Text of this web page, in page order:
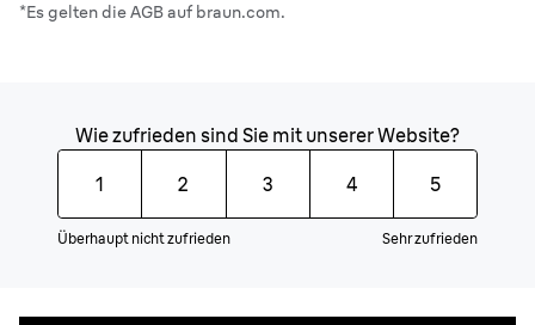
*Es gelten die AGB auf braun.com.
Wie zufrieden sind Sie mit unserer Website?
1 2 3 4 5
Überhaupt nicht zufrieden Sehr zufrieden